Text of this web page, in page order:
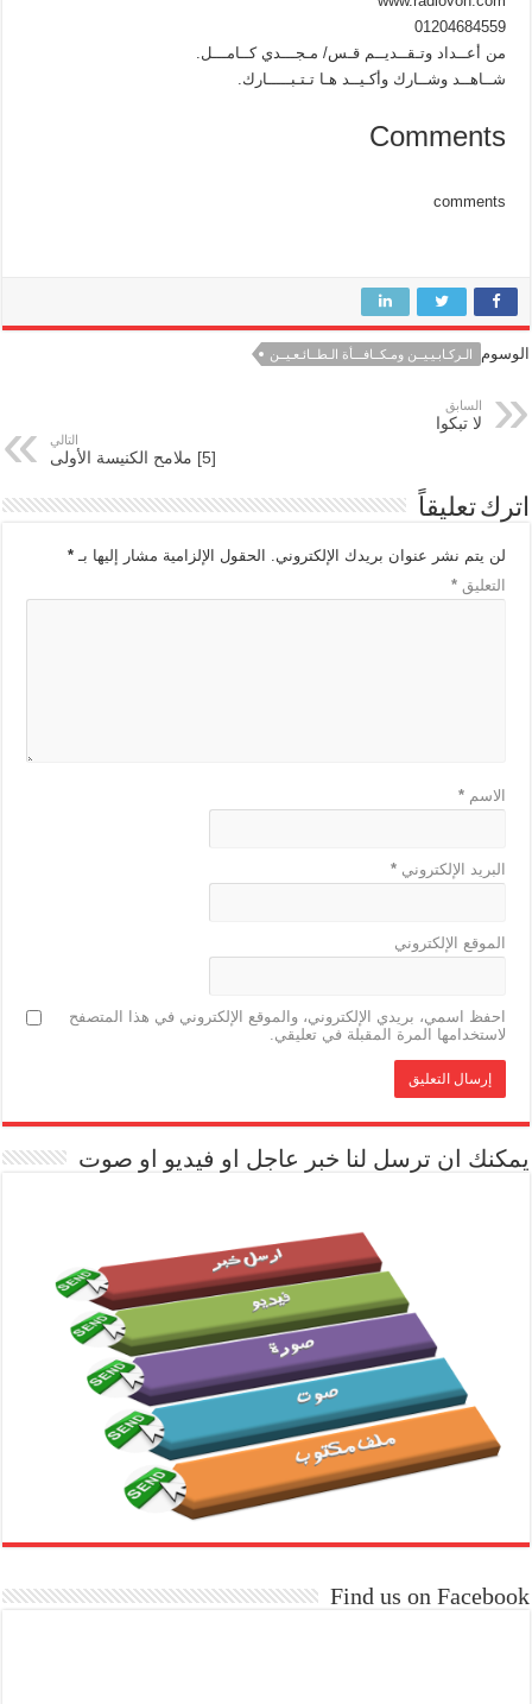
01204684559
من أعــداد وتـقــديــم قـس/ مـجـــدي كــامـــل.
شــاهــد وشــارك وأكـيــد هـا تـتـبـــــارك.
Comments
comments
الوسوم الـركـابـيـيــن ومـكــافـــأة الـطــائـعـيــن
السابق
لا تبكوا
التالي
[5] ملامح الكنيسة الأولى
اترك تعليقاً
لن يتم نشر عنوان بريدك الإلكتروني. الحقول الإلزامية مشار إليها بـ*
التعليق*
الاسم*
البريد الإلكتروني*
الموقع الإلكتروني
احفظ اسمي، بريدي الإلكتروني، والموقع الإلكتروني في هذا المتصفح
لاستخدامها المرة المقبلة في تعليقي.
يمكنك ان ترسل لنا خبر عاجل او فيديو او صوت
Find us on Facebook